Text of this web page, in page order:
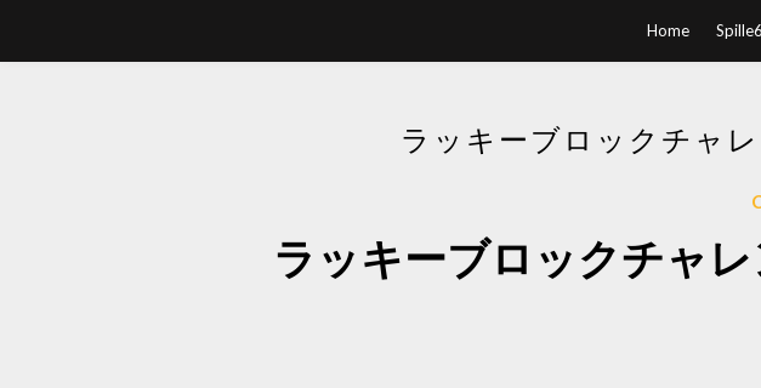
Home
ラッキーブロックチャ
ラッキーブロックチャ